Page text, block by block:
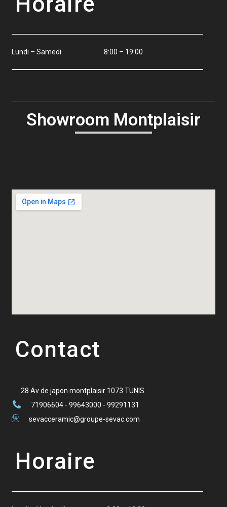
Lundi – Samedi 8:00 – 19:00
Showroom Montplaisir
Contact
28 Av de japon montplaisir 1073 TUNIS
71906604 - 99643000 - 99291131
sevacceramic@groupe-sevac.com
Horaire